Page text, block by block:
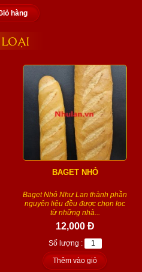
hàng
BAGET NHỎ
Baget Nhỏ Như Lan thành phần
nguyên liệu đều được chọn lọc
từ những nhà...
12,000 Đ
Số lượng :
Thêm vào giỏ